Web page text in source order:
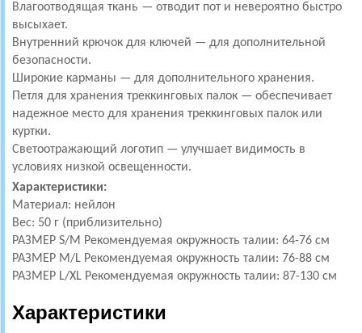
Влагоотводящая ткань — отводит пот и невероятно быстро
высыхает.
Внутренний крючок для ключей — для дополнительной
безопасности.
Широкие карманы — для дополнительного хранения.
Петля для хранения треккинговых палок — обеспечивает
надежное место для хранения треккинговых палок или
куртки.
Светоотражающий логотип — улучшает видимость в
условиях низкой освещенности.
Характеристики:
Материал: нейлон
Вес: 50 г (приблизительно)
РАЗМЕР S/M Рекомендуемая окружность талии: 64-76 см
РАЗМЕР M/L Рекомендуемая окружность талии: 76-88 см
РАЗМЕР L/XL Рекомендуемая окружность талии: 87-130 см
Характеристики